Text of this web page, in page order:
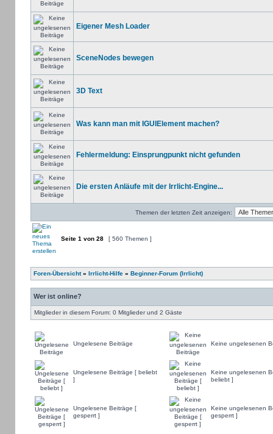
Eigener Mesh Loader
SceneNodes bewegen
3D Text
Was kann man mit IGUIElement machen?
Fehlermeldung: Einsprungpunkt nicht gefunden
Die ersten Anläufe mit der Irrlicht-Engine...
Themen der letzten Zeit anzeigen:
Seite 1 von 28 [ 560 Themen ]
Foren-Übersicht» Irrlicht-Hilfe» Beginner-Forum (Irrlicht)
Wer ist online?
Mitglieder in diesem Forum: 0 Mitglieder und 2 Gäste
Ungelesene Beiträge Keine ungelesenen
Ungelesene Beiträge [ beliebt
]
Keine ungelesenen
beliebt ]
Ungelesene Beiträge [
gesperrt ]
Keine ungelesenen
gesperrt ]